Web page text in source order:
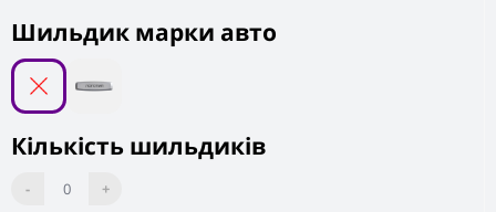
Шильдик марки авто
Кількість шильдиків
- 0 +